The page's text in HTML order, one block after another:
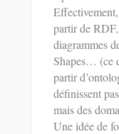
partir de
diagrammes
Shapes… (ce
partir
définissent
mais des
Une idée de